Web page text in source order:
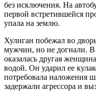
без исключения. На
первой встретившейся
упала на землю.
Хулиган побежал во
мужчин, но не догнали. В
оказалась другая
водой. Он ударил ее
потребовала наложения
задержали агрессора и